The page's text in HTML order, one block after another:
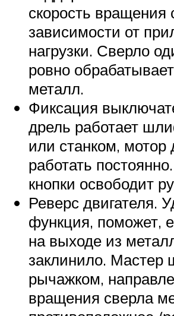
скорость вращения
зависимости от
нагрузки. Сверло
ровно
металл.
Фиксация
дрель работает
или станком, мотор
работать
кнопки освободит
Реверс двигателя.
функция, поможет,
на выходе из
заклинило. Мастер
рычажком,
вращения сверла